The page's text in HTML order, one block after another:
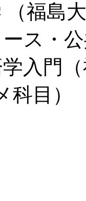
（福島
ス・
入門
科目）